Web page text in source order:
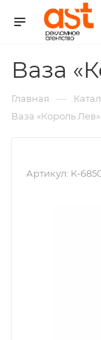
Ваза
Главная —
Ваза «Король Лев»
Артикул: K-